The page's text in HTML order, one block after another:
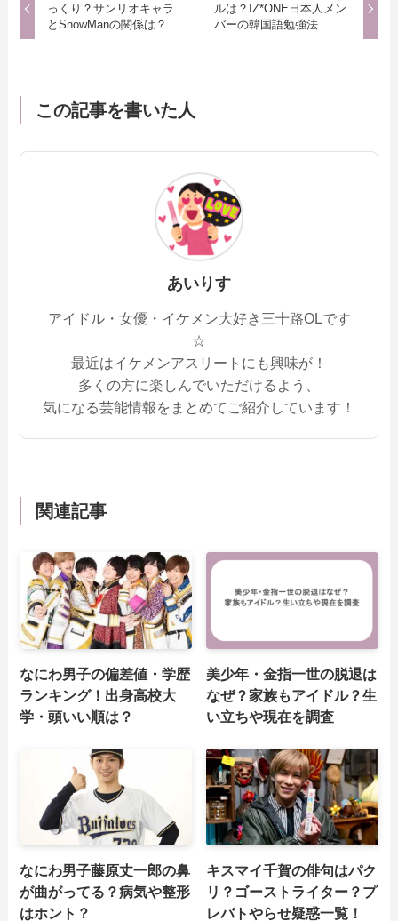
っくり？サンリオキャラ
とSnowManの関係は？
ルは？IZ*ONE日本人メン
バーの韓国語勉強法
この記事を書いた人
あいりす
アイドル・女優・イケメン大好き三十路OLです
☆
最近はイケメンアスリートにも興味が！
多くの方に楽しんでいただけるよう、
気になる芸能情報をまとめてご紹介しています！
関連記事
なにわ男子の偏差値・学歴
ランキング！出身高校大
学・頭いい順は？
美少年・金指一世の脱退は
なぜ？家族もアイドル？生
い立ちや現在を調査
なにわ男子藤原丈一郎の鼻
が曲がってる？病気や整形
はホント？
キスマイ千賀の俳句はパク
リ？ゴーストライター？プ
レバトやらせ疑惑一覧！